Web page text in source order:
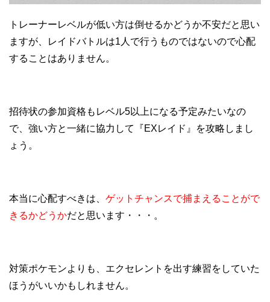
トレーナーレベルが低い方は倒せるかどうか不安だと思い
ますが、レイドバトルは1人で行うものではないので心配
することはありません。
招待状の参加資格もレベル5以上になる予定みたいなの
で、強い方と一緒に協力して『EXレイド』を攻略しまし
ょう。
本当に心配すべきは、 ゲットチャンスで捕まえることがで
きるかどうかだと思います・・・。
対策ポケモンよりも、エクセレントを出す練習をしていた
ほうがいいかもしれません。